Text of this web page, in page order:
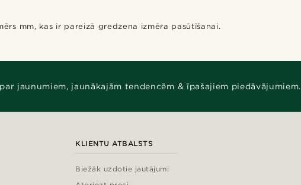
mm, kas ir pareizā gredzena izmēra pasūtīšanai.
jaunumiem, jaunākajām tendencēm & īpašajiem piedāvājumiem.
KLIENTU ATBALSTS
Biežāk uzdotie jautājumi